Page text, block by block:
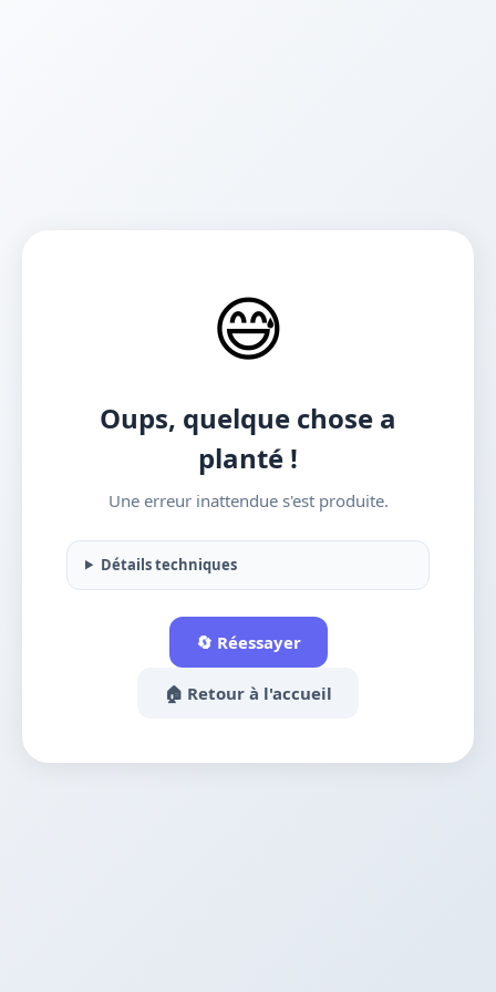
😅
Oups, quelque chose a
planté !
Une erreur inattendue s'est produite.
Détails techniques
🔄 Réessayer
🏠 Retour à l'accueil